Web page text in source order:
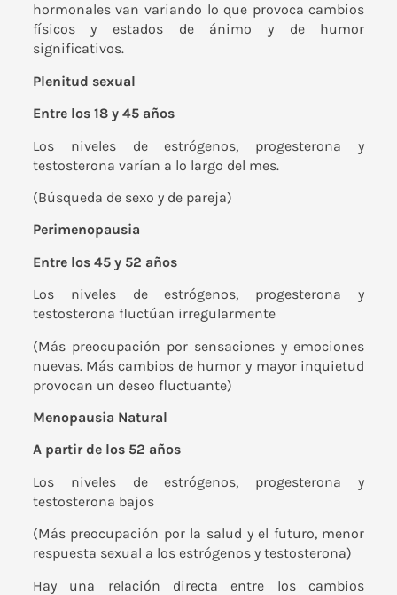
hormonales van variando lo que provoca cambios
físicos y estados de ánimo y de humor
significativos.
Plenitud sexual
Entre los 18 y 45 años
Los niveles de estrógenos, progesterona y
testosterona varían a lo largo del mes.
(Búsqueda de sexo y de pareja)
Perimenopausia
Entre los 45 y 52 años
Los niveles de estrógenos, progesterona y
testosterona fluctúan irregularmente
(Más preocupación por sensaciones y emociones
nuevas. Más cambios de humor y mayor inquietud
provocan un deseo fluctuante)
Menopausia Natural
A partir de los 52 años
Los niveles de estrógenos, progesterona y
testosterona bajos
(Más preocupación por la salud y el futuro, menor
respuesta sexual a los estrógenos y testosterona)
Hay una relación directa entre los cambios